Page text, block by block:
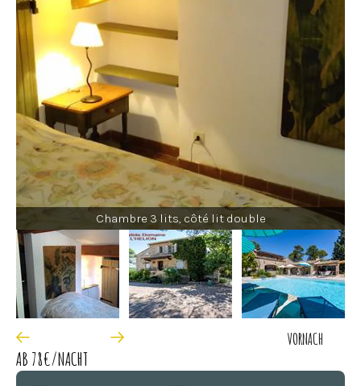
Chambre 3 lits, côté lit double
VORNACH
AB 78€/NACHT